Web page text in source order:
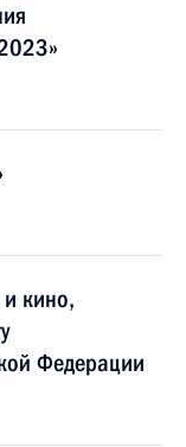
и кино,
Федерации